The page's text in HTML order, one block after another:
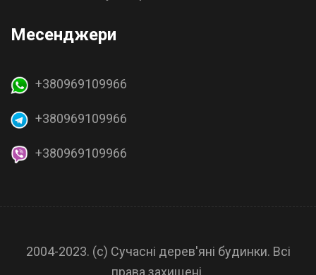
Месенджери
+380969109966
+380969109966
+380969109966
2004-2023. (с) Сучасні дерев'яні будинки. Всі
права захищені.